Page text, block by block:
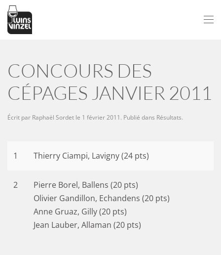
Passer au contenu principal
CONCOURS DES
CÉPAGES JANVIER 2011
Écrit par Raphaël Sordet le 1 février 2011. Publié dans Résultats.
1 Thierry Ciampi, Lavigny (24 pts)
2
Pierre Borel, Ballens (20 pts)
Olivier Gandillon, Echandens (20 pts)
Anne Gruaz, Gilly (20 pts)
Jean Lauber, Allaman (20 pts)